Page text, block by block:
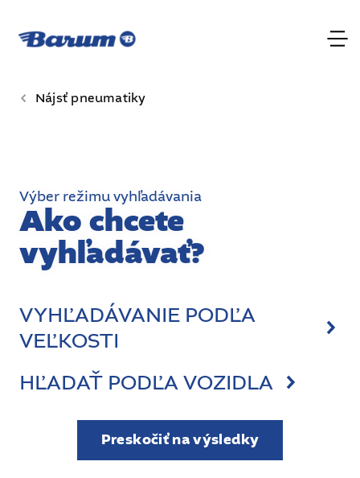
Nájsť pneumatiky
Výber režimu vyhľadávania
Ako chcete
vyhľadávať?
VYHĽADÁVANIE PODĽA
VEĽKOSTI
HĽADAŤ PODĽA VOZIDLA
Preskočiť na výsledky